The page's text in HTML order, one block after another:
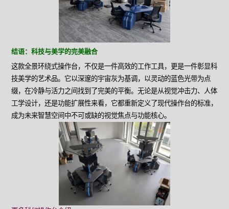
结语：科技与美学的完美融合
这款全景环绕式操作台，不仅是一件高效的工作工具，更是一件彰显科
技美学的艺术品。它以深邃的宇宙灰为基调，以灵动的蓝色光带为点
缀，在冷静与活力之间找到了完美的平衡。无论是从视觉冲击力、人体
工学设计，还是功能扩展性来看，它都重新定义了现代操作台的标准，
成为未来智慧空间中不可或缺的视觉焦点与功能核心。